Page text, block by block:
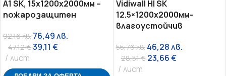
A1 SK, 15x1200x2000мм –
пожарозащитен
92,16лв. 76,49лв.
47,12€39,11 €
лист
Vidiwall HI SK
12.5×1200х2000мм-
влагоустойчив
55,76лв. 46,28лв.
28,51€ 23,66€
лист